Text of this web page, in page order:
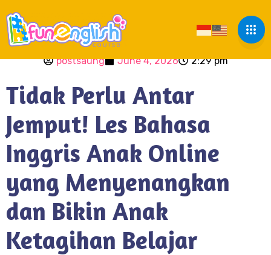
postsaung June 4, 2026 2:29 pm
Tidak Perlu Antar
Jemput! Les Bahasa
Inggris Anak Online
yang Menyenangkan
dan Bikin Anak
Ketagihan Belajar